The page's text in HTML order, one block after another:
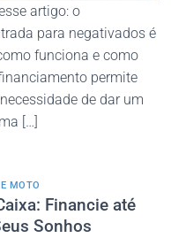
artigo: o
para negativados é
funciona e como
permite
de dar um
[…]
MOTO
Financie até
Sonhos